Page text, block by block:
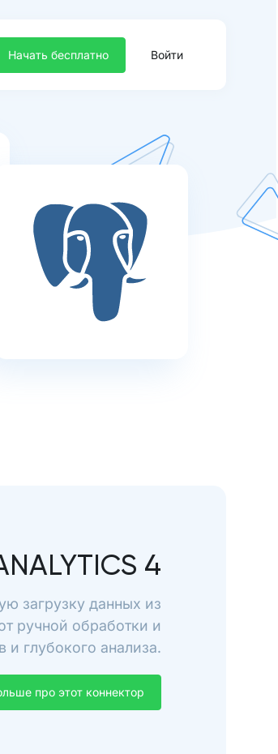
Начать бесплатно Войти
4
загрузку данных из
ручной обработки и
и глубокого анализа.
про этот коннектор